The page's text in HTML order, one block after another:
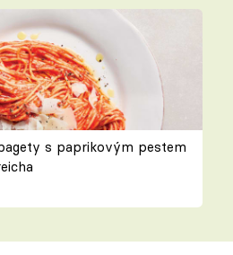
s paprikovým pestem